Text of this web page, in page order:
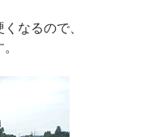
なるので、